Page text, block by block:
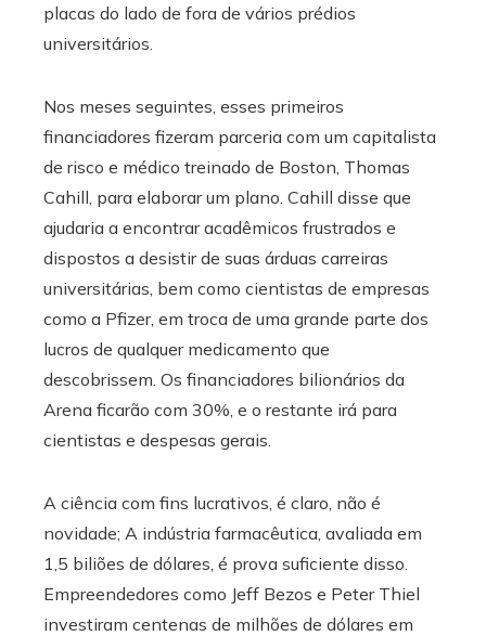
placas do lado de fora de vários prédios
universitários.
Nos meses seguintes, esses primeiros
financiadores fizeram parceria com um capitalista
de risco e médico treinado de Boston, Thomas
Cahill, para elaborar um plano. Cahill disse que
ajudaria a encontrar acadêmicos frustrados e
dispostos a desistir de suas árduas carreiras
universitárias, bem como cientistas de empresas
como a Pfizer, em troca de uma grande parte dos
lucros de qualquer medicamento que
descobrissem. Os financiadores bilionários da
Arena ficarão com 30%, e o restante irá para
cientistas e despesas gerais.
A ciência com fins lucrativos, é claro, não é
novidade; A indústria farmacêutica, avaliada em
1,5 biliões de dólares, é prova suficiente disso.
Empreendedores como Jeff Bezos e Peter Thiel
investiram centenas de milhões de dólares em